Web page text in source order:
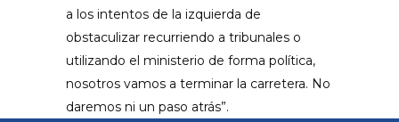
a los intentos de la izquierda de
obstaculizar recurriendo a tribunales o
utilizando el ministerio de forma política,
nosotros vamos a terminar la carretera. No
daremos ni un paso atrás”.